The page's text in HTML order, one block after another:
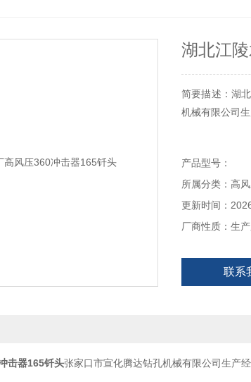
湖北江
简要描述：湖
机械有限公司生
产品型号：
所属分类：高
更新时间：
厂商性质：生
联系
击器165钎头张家口市宣化腾达钻孔机械有限公司生产经